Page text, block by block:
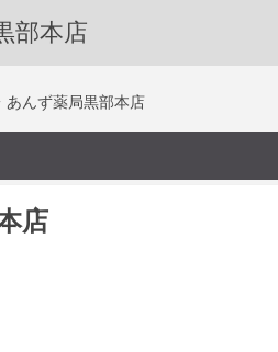
部本店
あんず薬局黒部本店
店